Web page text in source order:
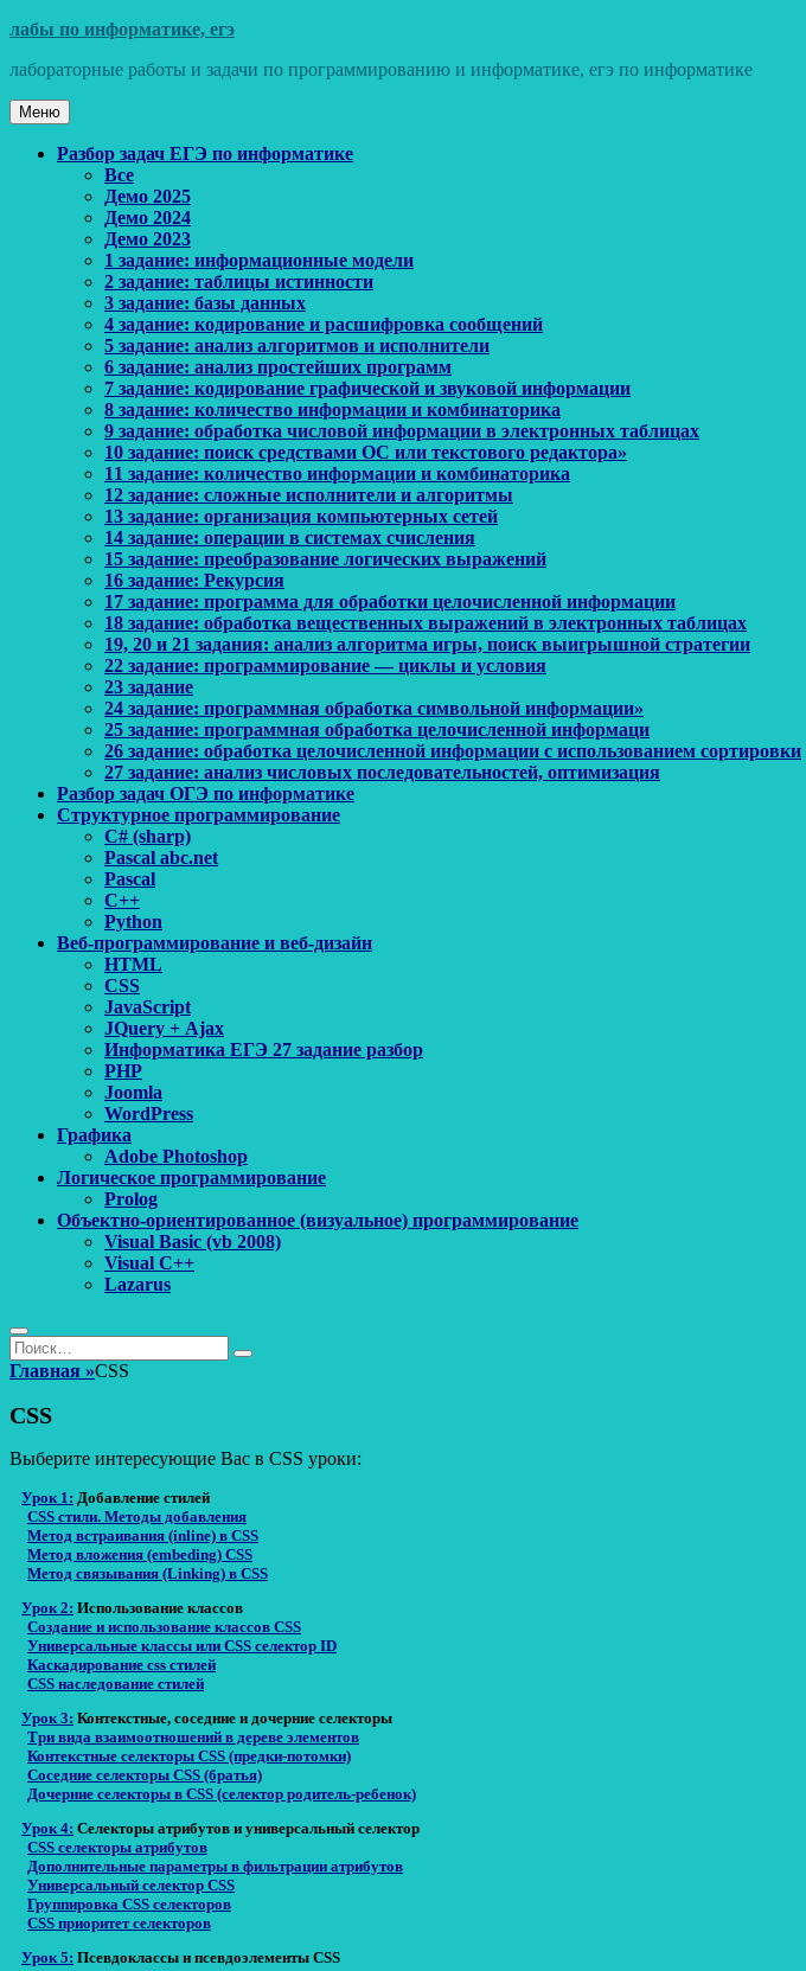
Перейти
содержимому
лабы по информатике, егэ
лабораторные работы и задачи по программированию и информатике, егэ по информатике
Меню
Основное
Разбор задач ЕГЭ по информатике
Все
Демо 2025
Демо 2024
Демо 2023
1 задание: информационные модели
2 задание: таблицы истинности
3 задание: базы данных
4 задание: кодирование и расшифровка сообщений
5 задание: анализ алгоритмов и исполнители
6 задание: анализ простейших программ
7 задание: кодирование графической и звуковой информации
8 задание: количество информации и комбинаторика
9 задание: обработка числовой информации в электронных таблицах
10 задание: поиск средствами ОС или текстового редактора»
11 задание: количество информации и комбинаторика
12 задание: сложные исполнители и алгоритмы
13 задание: организация компьютерных сетей
14 задание: операции в системах счисления
15 задание: преобразование логических выражений
16 задание: Рекурсия
17 задание: программа для обработки целочисленной информации
18 задание: обработка вещественных выражений в электронных таблицах
19, 20 и 21 задания: анализ алгоритма игры, поиск выигрышной стратегии
22 задание: программирование — циклы и условия
23 задание
24 задание: программная обработка символьной информации»
25 задание: программная обработка целочисленной информаци
26 задание: обработка целочисленной информации с использованием сортировки
27 задание: анализ числовых последовательностей, оптимизация
Разбор задач ОГЭ по информатике
Структурное программирование
C# (sharp)
Pascal abc.net
Pascal
С++
Python
Веб-программирование и веб-дизайн
HTML
CSS
JavaScript
JQuery + Ajax
Информатика ЕГЭ 27 задание разбор
PHP
Joomla
WordPress
Графика
Adobe Photoshop
Логическое программирование
Prolog
Объектно-ориентированное (визуальное) программирование
Visual Basic (vb 2008)
Visual C++
Lazarus
Поиск
Найти:
Поиск
Главная »CSS
CSS
Выберите интересующие Вас в CSS уроки:
Урок 1: Добавление стилей
CSS стили. Методы добавления
Метод встраивания (inline) в CSS
Метод вложения (embeding) CSS
Метод связывания (Linking) в CSS
Урок 2: Использование классов
Создание и использование классов CSS
Универсальные классы или CSS селектор ID
Каскадирование css стилей
CSS наследование стилей
Урок 3: Контекстные, соседние и дочерние селекторы
Три вида взаимоотношений в дереве элементов
Контекстные селекторы CSS (предки-потомки)
Соседние селекторы CSS (братья)
Дочерние селекторы в CSS (селектор родитель-ребенок)
Урок 4: Селекторы атрибутов и универсальный селектор
CSS селекторы атрибутов
Дополнительные параметры в фильтрации атрибутов
Универсальный селектор CSS
Группировка CSS селекторов
CSS приоритетселекторов
Урок 5: Псевдоклассы и псевдоэлементы CSS